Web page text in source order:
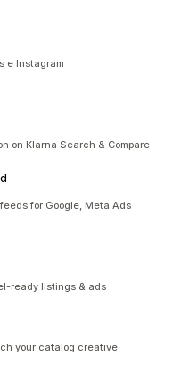
e Instagram
on Klarna Search & Compare
for Google, Meta Ads
ready listings & ads
your catalog creative